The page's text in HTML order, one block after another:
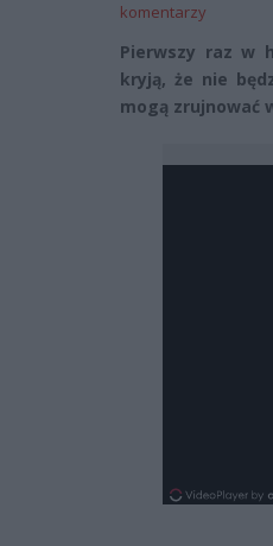
komentarzy
Pierwszy raz w
kryją, że nie
mogą zrujnować